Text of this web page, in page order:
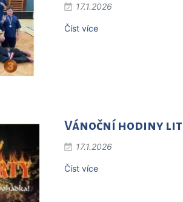
17.1.2026
Číst více
Vánoční hodiny
17.1.2026
Číst více